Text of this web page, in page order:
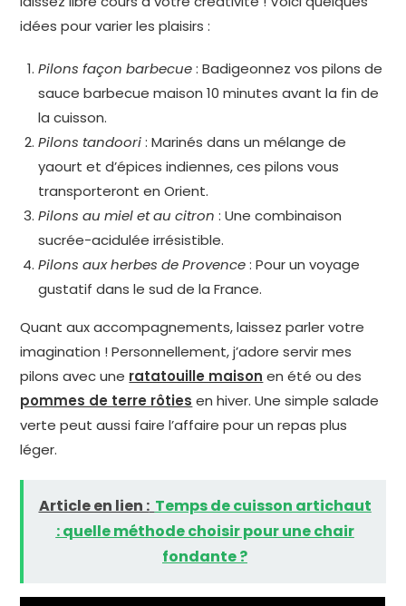
idées pour varier les plaisirs :
Pilons façon barbecue: Badigeonnez vos pilons de
sauce barbecue maison 10 minutes avant la fin de
la cuisson.
Pilons tandoori: Marinés dans un mélange de
yaourt et d’épices indiennes, ces pilons vous
transporteront en Orient.
Pilons au miel et au citron : Une combinaison
sucrée-acidulée irrésistible.
Pilons aux herbes de Provence: Pour un voyage
gustatif dans le sud de la France.
Quant aux accompagnements, laissez parler votre
imagination ! Personnellement, j’adore servir mes
pilons avec une ratatouille maison en été ou des
pommes de terre rôties en hiver. Une simple salade
verte peut aussi faire l’affaire pour un repas plus
léger.
Article en lien : Temps de cuisson artichaut
: quelle méthode choisir pour une chair
fondante ?